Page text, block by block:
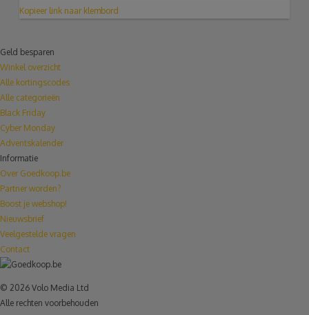
Kopieer link naar klembord
Geld besparen
Winkel overzicht
Alle kortingscodes
Alle categorieën
Black Friday
Cyber Monday
Adventskalender
Informatie
Over Goedkoop.be
Partner worden?
Boost je webshop!
Nieuwsbrief
Veelgestelde vragen
Contact
© 2026 Volo Media Ltd
Alle rechten voorbehouden